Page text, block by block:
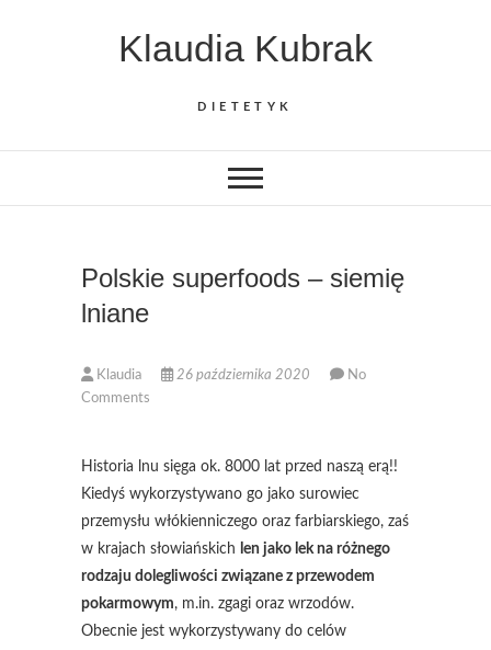
Klaudia Kubrak
DIETETYK
Polskie superfoods – siemię
lniane
Klaudia 26 października 2020
No
Comments
Historia lnu sięga ok. 8000 lat przed naszą erą!!
Kiedyś wykorzystywano go jako surowiec
przemysłu włókienniczego oraz farbiarskiego, zaś
w krajach słowiańskich len jako lek na różnego
rodzaju dolegliwości związane z przewodem
pokarmowym, m.in. zgagi oraz wrzodów.
Obecnie jest wykorzystywany do celów